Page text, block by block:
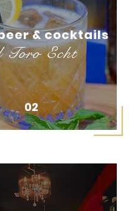
02
Toro Echt
& cocktails